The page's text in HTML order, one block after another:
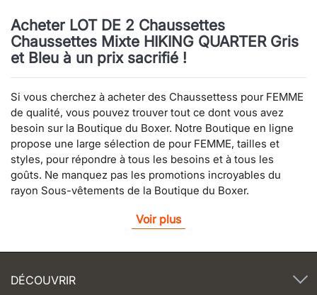
Acheter LOT DE 2 Chaussettes
Chaussettes Mixte HIKING QUARTER Gris
et Bleu à un prix sacrifié !
Si vous cherchez à acheter des Chaussettess pour FEMME
de qualité, vous pouvez trouver tout ce dont vous avez
besoin sur la Boutique du Boxer. Notre Boutique en ligne
propose une large sélection de pour FEMME, tailles et
styles, pour répondre à tous les besoins et à tous les
goûts. Ne manquez pas les promotions incroyables du
rayon Sous-vêtements de la Boutique du Boxer.
Voir plus
DÉCOUVRIR